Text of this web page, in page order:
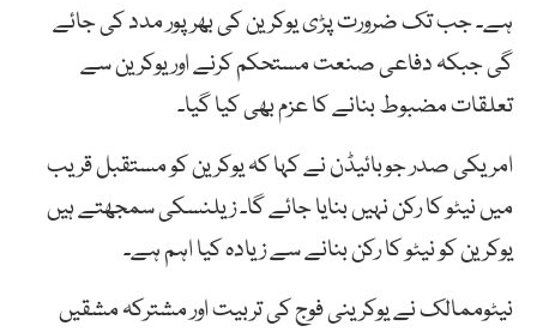
ہے۔ جب تک ضرورت پڑی یوکرین کی بھرپور مدد کی جائے
گی جبکہ دفاعی صنعت مستحکم کرنے اور یوکرین سے
تعلقات مضبوط بنانے کا عزم بھی کیا گیا۔
امریکی صدر جوبائیڈن نے کہا کہ یوکرین کو مستقبل قریب
میں نیٹو کا رکن نہیں بنایا جائے گا۔ زیلنسکی سمجھتے ہیں
یوکرین کو نیٹو کا رکن بنانے سے زیادہ کیا اہم ہے۔
نیٹوممالک نے یوکرینی فوج کی تربیت اور مشترکہ مشقیں